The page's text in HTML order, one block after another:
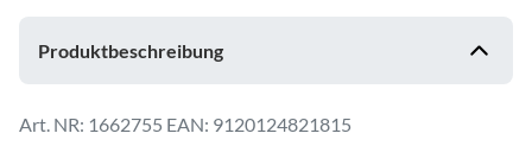
Produktbeschreibung
1662755 EAN: 9120124821815